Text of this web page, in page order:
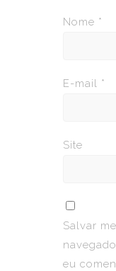
Nome *
E-mail *
Site
Salvar
eu